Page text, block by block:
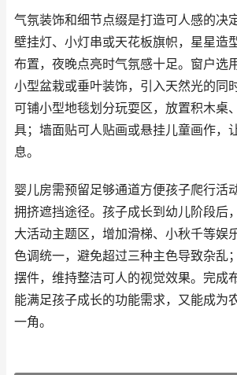
气氛装饰和细节点缀是打造可人感的决
壁挂灯、小灯串或天花板旗帜，星星造
布置，夜晚点亮时气氛感十足。窗户选
小型盆栽或垂叶装饰，引入天然光的同
可铺小型地毯划分玩耍区，放置积木桌
具；墙面贴可人贴画或悬挂儿童画作，
息。
婴儿房需预留足够通道方便孩子爬行活
拥挤遮挡途径。孩子成长到幼儿阶段后
大活动主题区，增加滑梯、小秋千等娱
色调统一，避免超过三种主色导致杂乱
摆件，维持整洁可人的视觉效果。完成
能满足孩子成长的功能需求，又能成为
一角。